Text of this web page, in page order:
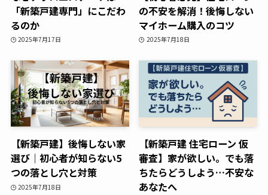
「新築戸建専門」にこだわ
るのか
2025年7月17日
の不安を解消！後悔しない
マイホーム購入のコツ
2025年7月18日
【新築戸建】後悔しない家
選び｜初心者が知らない5
つの落とし穴と対策
2025年7月18日
【新築戸建 住宅ローン 仮
審査】家が欲しい。でも落
ちたらどうしよう…不安な
あなたへ